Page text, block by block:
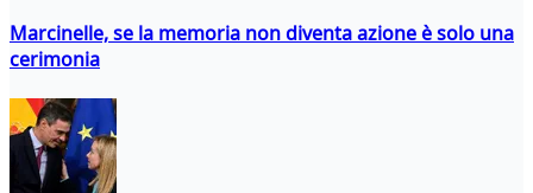
Marcinelle, se la memoria non diventa azione è solo una
cerimonia